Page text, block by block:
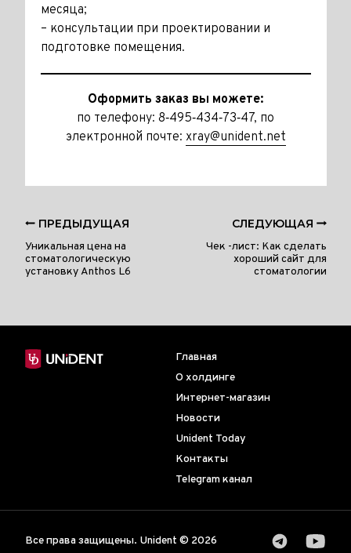
месяца;
– консультации при проектировании и
подготовке помещения.
Оформить заказ вы можете:
по телефону: 8‑495‑434‑73‑47, по
электронной почте: xray@unident.net
ПРЕДЫДУЩАЯ
Уникальная цена на
стоматологическую
установку Anthos L6
СЛЕДУЮЩАЯ
Чек -лист: Как сделать
хороший сайт для
стоматологии
Главная
О холдинге
Интернет-магазин
Новости
Unident Today
Контакты
Telegram канал
Все права защищены. Unident © 2026